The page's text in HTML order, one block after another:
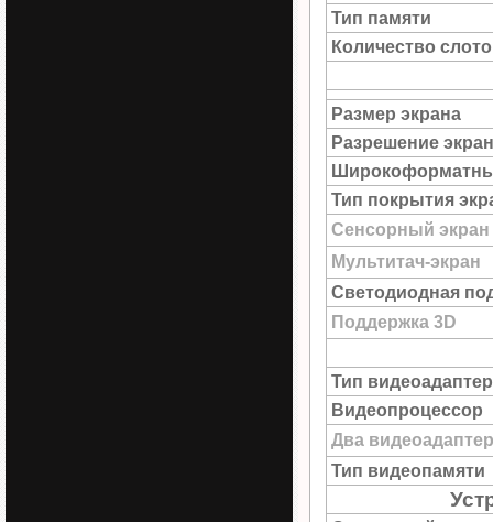
Тип памяти
Количество
Размер экрана
Разрешение
Тип покрытия
Сенсорный экран
Мультитач-экран
Светодиодная
Поддержка 3D
Тип
Видеопроцессор
Два
Тип видеопамяти